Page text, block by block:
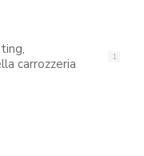
carrozzeria
1